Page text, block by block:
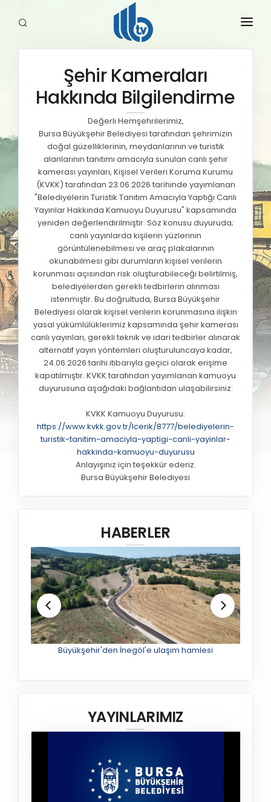
YAYINLARIMIZ
Şehir Kameraları
Hakkında Bilgilendirme
Değerli Hemşehrilerimiz,
Bursa Büyükşehir Belediyesi tarafından şehrimizin
doğal güzelliklerinin, meydanlarının ve turistik
alanlarının tanıtımı amacıyla sunulan canlı şehir
kamerası yayınları, Kişisel Verileri Koruma Kurumu
(KVKK) tarafından 23.06.2026 tarihinde yayımlanan
"Belediyelerin Turistik Tanıtım Amacıyla Yaptığı Canlı
Yayınlar Hakkında Kamuoyu Duyurusu" kapsamında
yeniden değerlendirilmiştir. Söz konusu duyuruda;
canlı yayınlarda kişilerin yüzlerinin
görüntülenebilmesi ve araç plakalarının
okunabilmesi gibi durumların kişisel verilerin
korunması açısından risk oluşturabileceği belirtilmiş,
belediyelerden gerekli tedbirlerin alınması
istenmiştir. Bu doğrultuda, Bursa Büyükşehir
Belediyesi olarak kişisel verilerin korunmasına ilişkin
yasal yükümlülüklerimiz kapsamında şehir kamerası
canlı yayınları, gerekli teknik ve idari tedbirler alınarak
alternatif yayın yöntemleri oluşturuluncaya kadar,
24.06.2026 tarihi itibarıyla geçici olarak erişime
kapatılmıştır. KVKK tarafından yayımlanan kamuoyu
duyurusuna aşağıdaki bağlantıdan ulaşabilirsiniz:
KVKK Kamuoyu Duyurusu:
https://www.kvkk.gov.tr/Icerik/8777/belediyelerin-
turistik-tanitim-amaciyla-yaptigi-canli-yayinlar-
hakkinda-kamuoyu-duyurusu
Anlayışınız için teşekkür ederiz.
Bursa Büyükşehir Belediyesi
HABERLER
Büyükşehir'den Mudanya'nın altyapısına güçlü yatırım
YAYINLARIMIZ